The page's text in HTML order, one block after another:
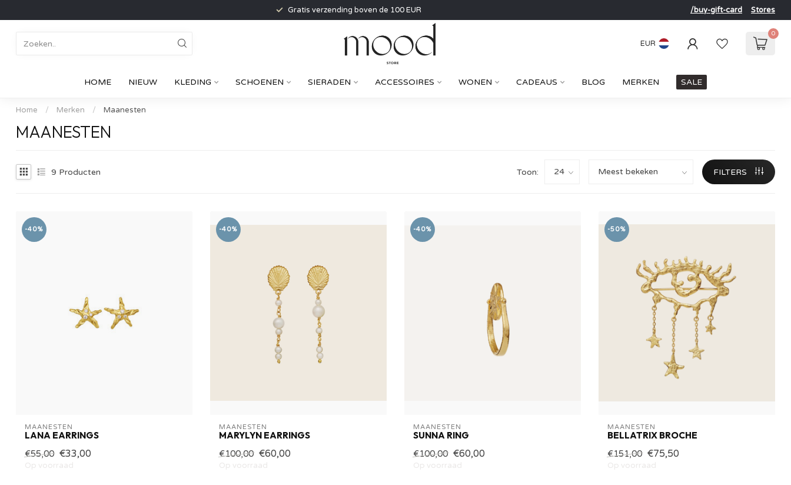
Gratis verzending boven de 100 EUR /buy-gift-card Stores
EUR
0
HOME NIEUW KLEDING SCHOENEN SIERADEN ACCESSOIRES WONEN CADEAUS BLOG MERKEN SALE
Home / Merken / Maanesten
MAANESTEN
9 Producten Toon: FILTERS
-40%
MAANESTEN
LANA EARRINGS
€55,00 €33,00
Op voorraad
-40%
MAANESTEN
MARYLYN EARRINGS
€100,00 €60,00
Op voorraad
-40%
MAANESTEN
SUNNA RING
€100,00 €60,00
Op voorraad
-50%
MAANESTEN
BELLATRIX BROCHE
€151,00 €75,50
Op voorraad